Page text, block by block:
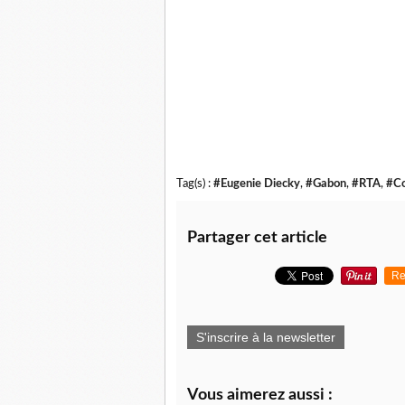
Tag(s) : #Eugenie Diecky, #Gabon, #RTA,
Partager cet article
S'inscrire à la newsletter
Vous aimerez aussi :